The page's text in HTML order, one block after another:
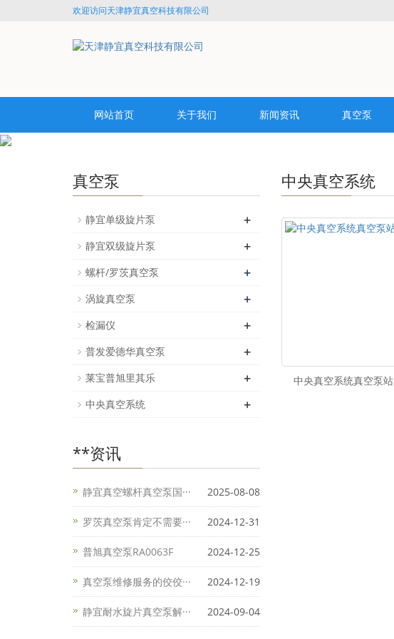
欢迎访问天津静宜真空科技有限公司
网站首页 关于我们 新闻资讯 真空泵
中央真空系统
中央真空系统真空泵站
真空泵
静宜单级旋片泵 +
静宜双级旋片泵 +
螺杆/罗茨真空泵 +
涡旋真空泵 +
检漏仪 +
普发爱德华真空泵 +
莱宝普旭里其乐 +
中央真空系统 +
**资讯
静宜真空螺杆真空泵国··· 2025-08-08
罗茨真空泵肯定不需要··· 2024-12-31
普旭真空泵RA0063F 2024-12-25
真空泵维修服务的佼佼··· 2024-12-19
静宜耐水旋片真空泵解··· 2024-09-04